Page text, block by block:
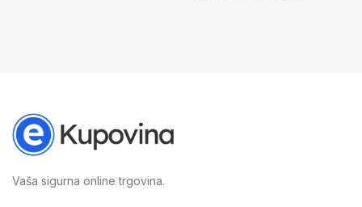
Vaša sigurna online trgovina.